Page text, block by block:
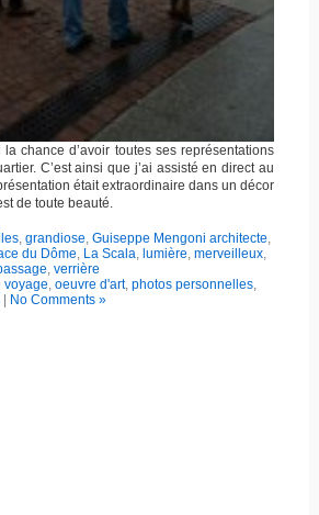
chance d’avoir toutes ses représentations
C’est ainsi que j’ai assisté en direct au
était extraordinaire dans un décor
de toute beauté.
, grandiose Guiseppe Mengoni architecte
du Dôme La Scala lumière merveilleux
verrière
voyage oeuvre d'art, photos personnelles,
| No Comments »